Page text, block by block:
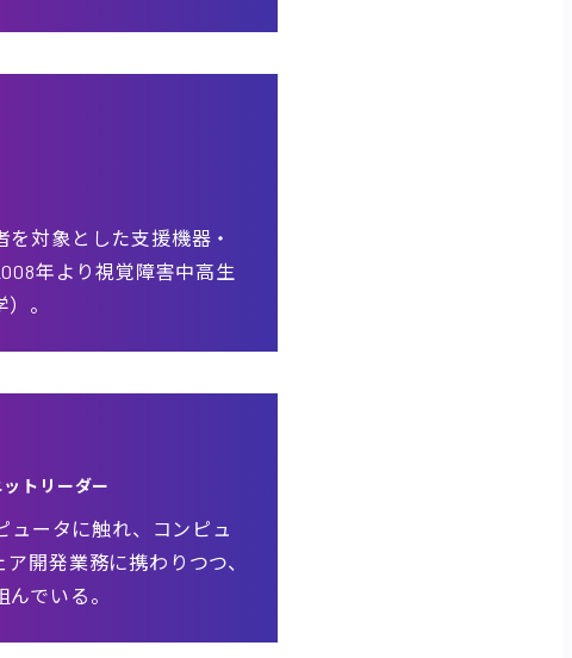
対象とした支援機器・
年より視覚障害中高生
。
トリーダー
ュータに触れ、コンピュ
開発業務に携わりつつ、
でいる。